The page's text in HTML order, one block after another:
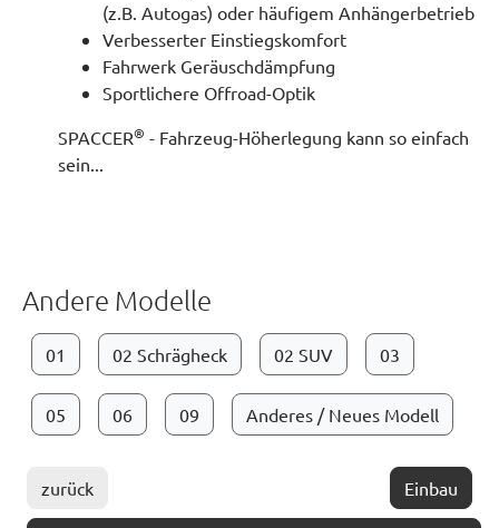
(z.B. Autogas) oder häufigem Anhängerbetrieb
Verbesserter Einstiegskomfort
Fahrwerk Geräuschdämpfung
Sportlichere Offroad-Optik
SPACCER® - Fahrzeug-Höherlegung kann so einfach
sein...
Andere Modelle
01 02 Schrägheck 02 SUV 03
05 06 09 Anderes / Neues Modell
zurück Einbau